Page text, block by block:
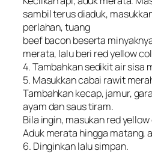
sambil terus diaduk,
perlahan, tuang
beef bacon beserta
merata, lalu beri red yellow
4. Tambahkan sedikit air sisa
5. Masukkan cabai rawit
Tambahkan kecap, jamur,
ayam dan saus tiram.
Bila ingin, masukan red
Aduk merata hingga matang,
6. Dinginkan lalu simpan.